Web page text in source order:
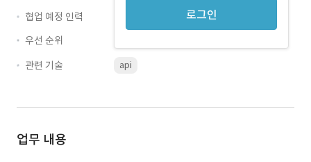
로그인
협업 예정 인력
우선 순위
관련 기술
api
업무 내용